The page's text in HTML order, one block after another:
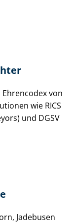
von
wie RICS
und DGSV
Jadebusen